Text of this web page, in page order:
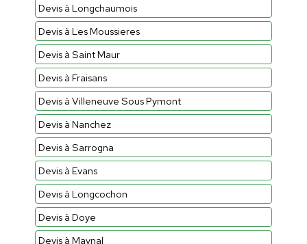
Devis à Longchaumois
Devis à Les Moussieres
Devis à Saint Maur
Devis à Fraisans
Devis à Villeneuve Sous Pymont
Devis à Nanchez
Devis à Sarrogna
Devis à Evans
Devis à Longcochon
Devis à Doye
Devis à Maynal